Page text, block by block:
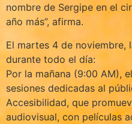
nombre de Sergipe en el
año más”, afirma.
El martes 4 de noviembre,
durante todo el día:
Por la mañana (9:00 AM),
sesiones dedicadas al
Accesibilidad, que
audiovisual, con películas